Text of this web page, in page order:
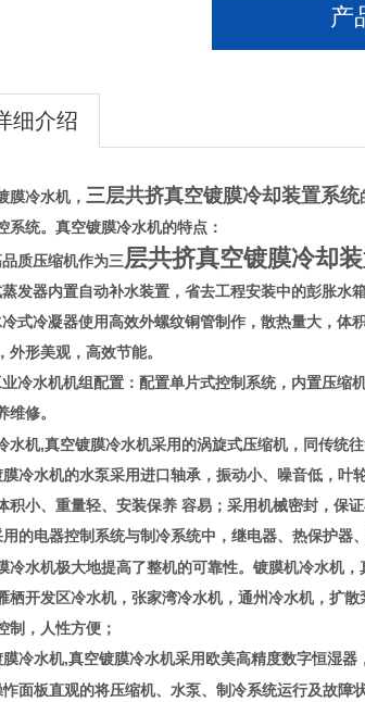
产
细介绍
膜冷水机， 三层共挤真空镀膜冷却装置系统
系统。真空镀膜冷水机的特点：
品质压缩机作为三层共挤真空镀膜冷却
发器内置自动补水装置，省去工程安装中的彭胀水
式冷凝器使用高效外螺纹铜管制作，散热量大，
外形美观，高效节能。
冷水机机组配置：配置单片式控制系统，内置压缩
维修。
水机,真空镀膜冷水机采用的涡旋式压缩机，同传统
冷水机的水泵采用进口轴承，振动小、噪音低，叶
积小、重量轻、安装保养 容易；采用机械密封，保
的电器控制系统与制冷系统中，继电器、热保护器
冷水机极大地提高了整机的可靠性。镀膜机冷水机
栖开发区冷水机，张家湾冷水机，通州冷水机，扩
制，人性方便；
膜冷水机,真空镀膜冷水机采用欧美高精度数字恒湿
面板直观的将压缩机、水泵、制冷系统运行及故障